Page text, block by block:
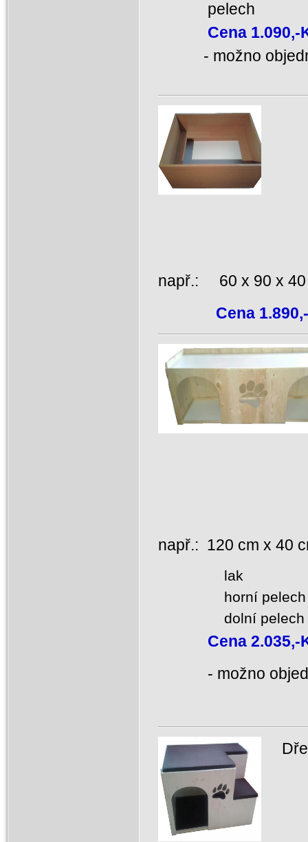
pelech
Cena 1.090,-
- možno
např.: 60 x 90 x
Cena 1.890,-
např.: 120 cm x 40
lak
horní
dolní pelech
Cena 2.035,-
- možno